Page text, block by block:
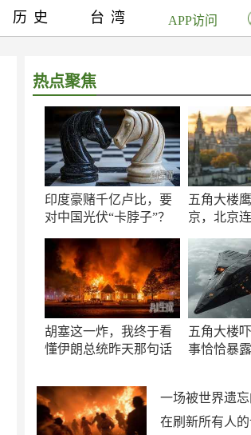
热点聚焦
印度豪赌千亿卢比，要
对中国光伏“卡脖子”？
五角大楼
京，北京
胡塞这一炸，我终于看
懂伊朗总统昨天那句话
五角大楼
事恰恰暴
一场被世界遗
在刷新所有人的
历史 台湾 APP访问